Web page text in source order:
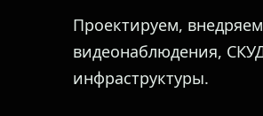
Проектируем,
видеонаблюдения,
инфраструктуры.